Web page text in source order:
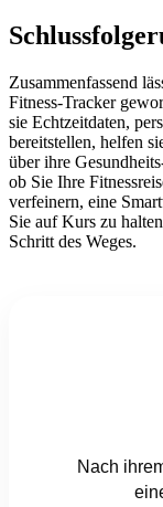
Zusammenfassend
Fitness-Tracker
sie Echtzeitdaten,
bereitstellen, helfen
über ihre
ob Sie Ihre
verfeinern, eine
Sie auf Kurs zu
Schritt des Weges.
Nach